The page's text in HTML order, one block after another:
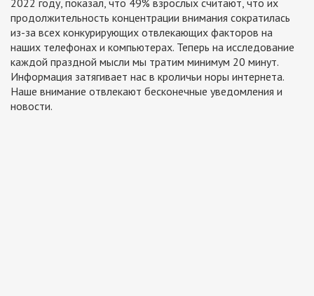
2022 году, показал, что 49% взрослых считают, что их
продолжительность концентрации внимания сократилась
из-за всех конкурирующих отвлекающих факторов на
наших телефонах и компьютерах. Теперь на исследование
каждой праздной мысли мы тратим минимум 20 минут.
Информация затягивает нас в кроличьи норы интернета.
Наше внимание отвлекают бесконечные уведомления и
новости.